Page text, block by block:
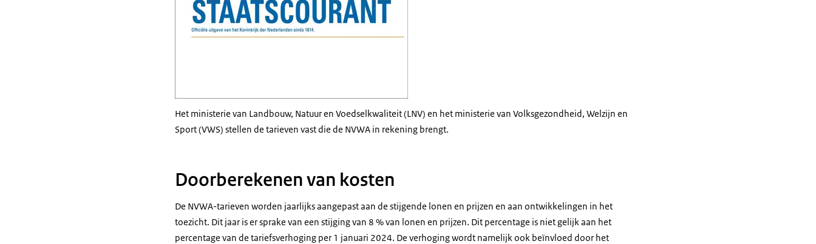
Het ministerie van Landbouw, Natuur en Voedselkwaliteit (LNV) en het ministerie van Volksgezondheid, Welzijn en
Sport (VWS) stellen de tarieven vast die de NVWA in rekening brengt.
Doorberekenen van kosten
De NVWA-tarieven worden jaarlijks aangepast aan de stijgende lonen en prijzen en aan ontwikkelingen in het
toezicht. Dit jaar is er sprake van een stijging van 8 % van lonen en prijzen. Dit percentage is niet gelijk aan het
percentage van de tariefsverhoging per 1 januari 2024. De verhoging wordt namelijk ook beïnvloed door het